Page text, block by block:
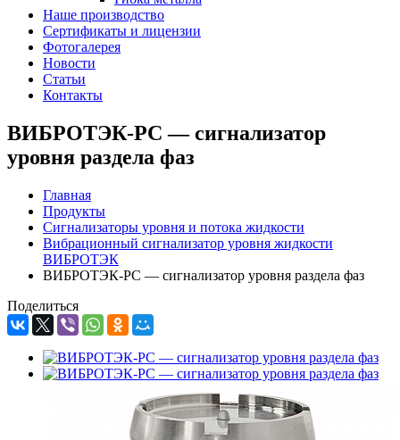
Наше производство
Сертификаты и лицензии
Фотогалерея
Новости
Статьи
Контакты
ВИБРОТЭК-РС — сигнализатор
уровня раздела фаз
Главная
Продукты
Сигнализаторы уровня и потока жидкости
Вибрационный сигнализатор уровня жидкости
ВИБРОТЭК
ВИБРОТЭК-РС — сигнализатор уровня раздела фаз
Поделиться